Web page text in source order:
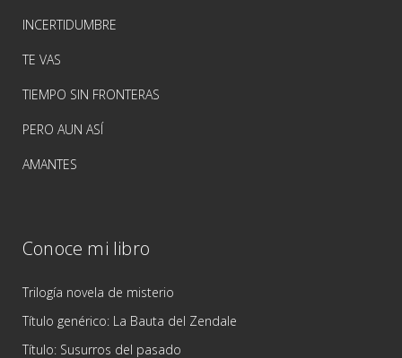
INCERTIDUMBRE
TE VAS
TIEMPO SIN FRONTERAS
PERO AUN ASÍ
AMANTES
Conoce mi libro
Trilogía novela de misterio
Título genérico: La Bauta del Zendale
Título: Susurros del pasado